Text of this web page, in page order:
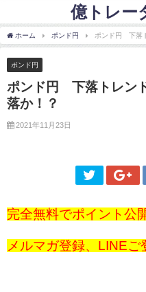
億トレー
ホーム ポンド円 ポンド円 下落
ポンド円
ポンド円 下落トレン
落か！？
2021年11月23日
完全無料でポイント公
メルマガ登録、LINEご